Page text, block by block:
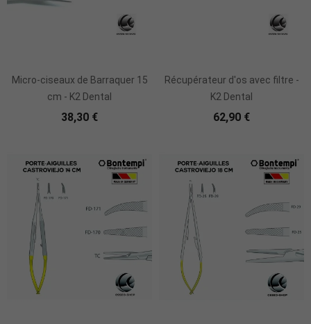
Micro-ciseaux de Barraquer 15
cm - K2 Dental
38,30 €
Récupérateur d'os avec filtre -
K2 Dental
62,90 €